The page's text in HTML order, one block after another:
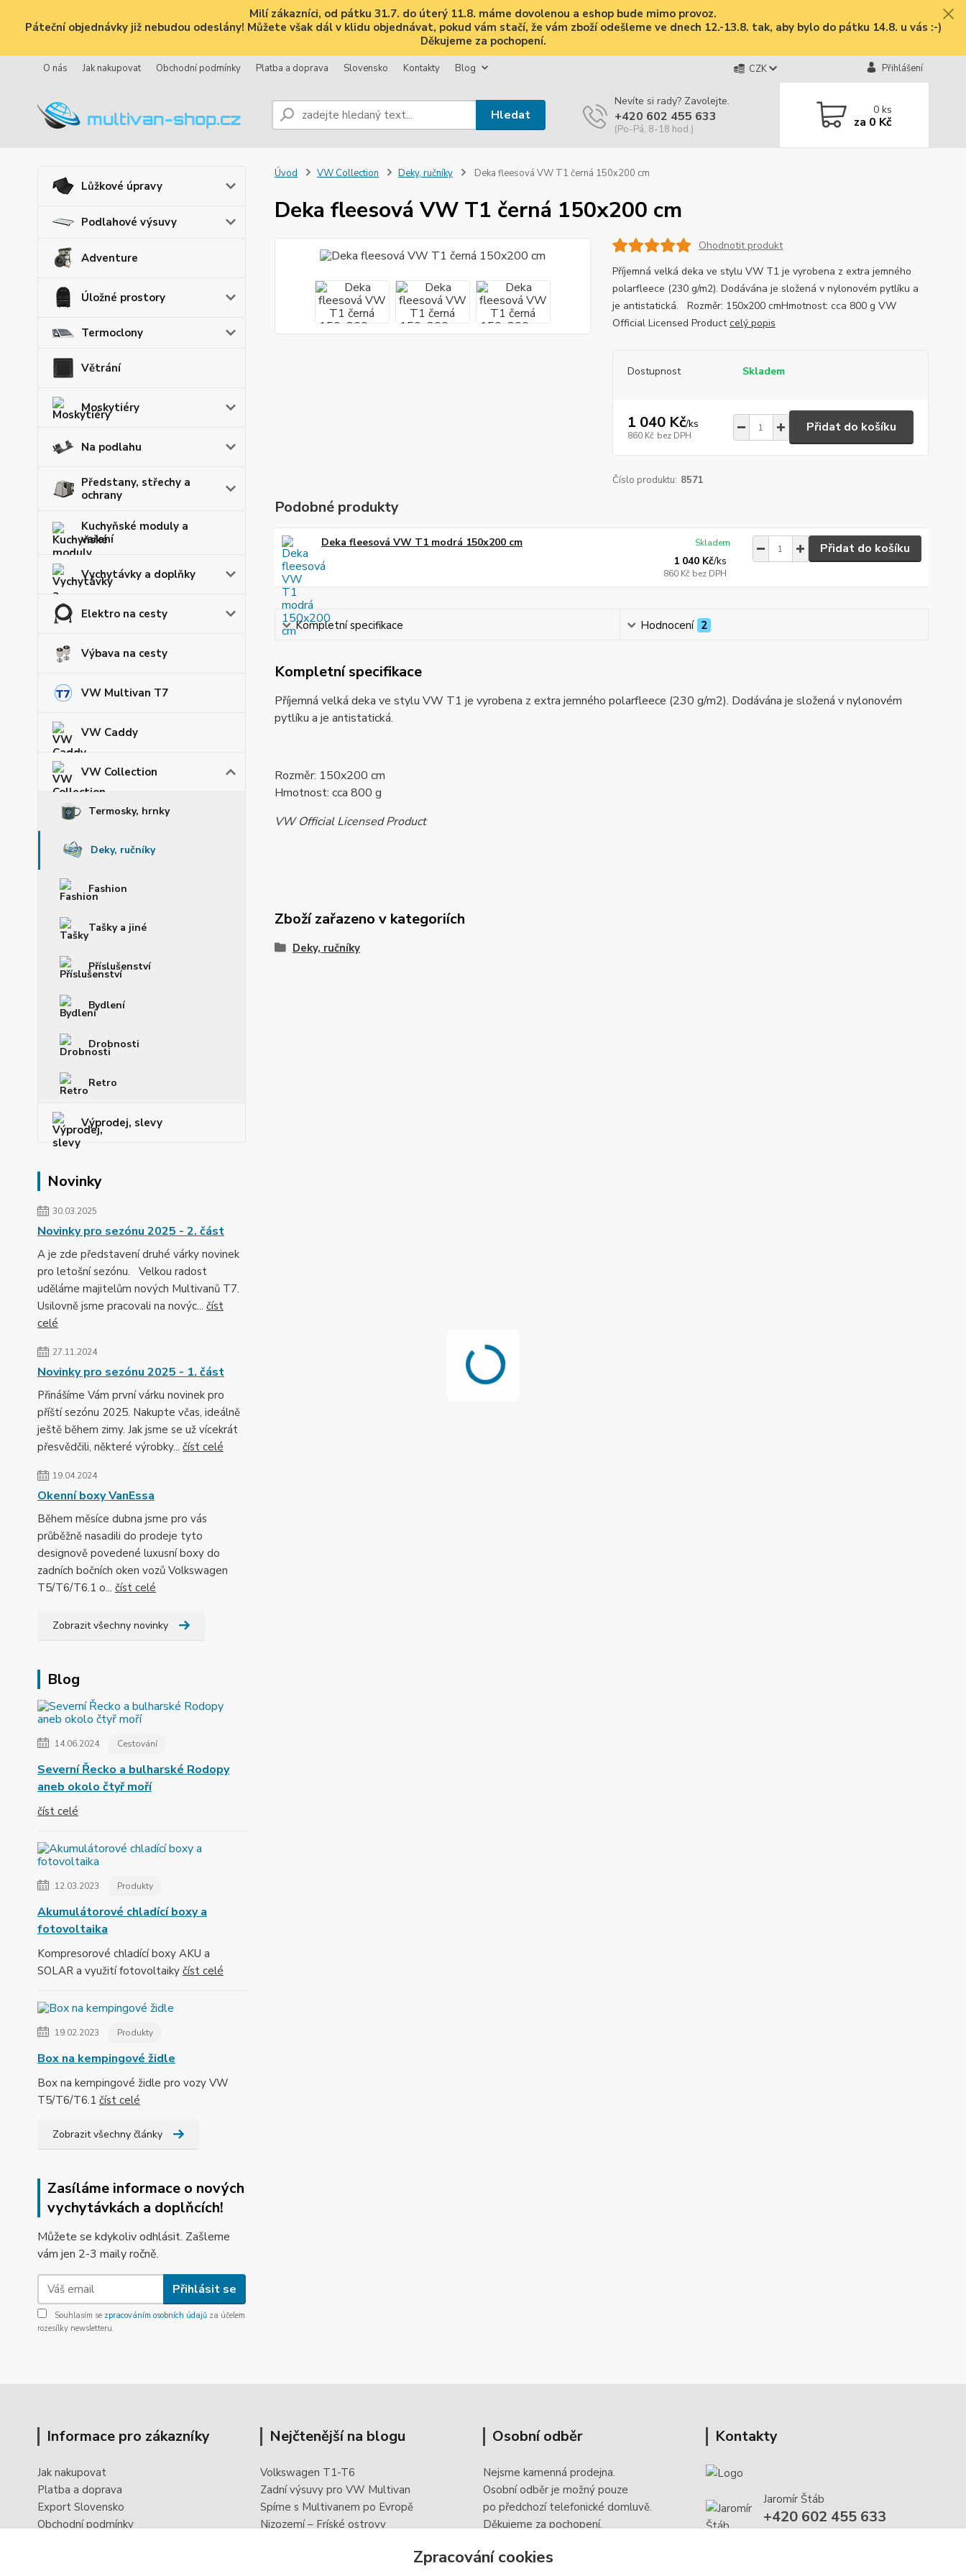
Milí zákazníci, od pátku 31.7. do úterý 11.8. máme dovolenou a eshop bude mimo provoz.
Páteční objednávky již nebudou odeslány! Můžete však dál v klidu objednávat, pokud vám stačí, že vám zboží odešleme ve dnech 12.-13.8. tak, aby bylo do pátku 14.8. u vás :-)
Děkujeme za pochopení.
O nás Jak nakupovat Obchodní podmínky Platba a doprava Slovensko Kontakty Blog CZK Přihlášení
Hledat
Nevíte si rady? Zavolejte.
+420 602 455 633
(Po-Pá, 8-18 hod.)
0ks
za 0 Kč
Lůžkové úpravy
Podlahové výsuvy
Adventure
Úložné prostory
Termoclony
Větrání
Moskytiéry
Na podlahu
Předstany, střechy a
ochrany
Kuchyňské moduly a
vaření
Vychytávky a doplňky
Elektro na cesty
Výbava na cesty
VW Multivan T7
VW Caddy
VW Collection
Termosky, hrnky
Deky, ručníky
Fashion
Tašky a jiné
Příslušenství
Bydlení
Drobnosti
Retro
Výprodej, slevy
Novinky
30.03.2025
Novinky pro sezónu 2025 - 2. část
A je zde představení druhé várky novinek
pro letošní sezónu. Velkou radost
uděláme majitelům nových Multivanů T7.
Usilovně jsme pracovali na novýc... číst
celé
27.11.2024
Novinky pro sezónu 2025 - 1. část
Přinášíme Vám první várku novinek pro
příští sezónu 2025. Nakupte včas, ideálně
ještě během zimy. Jak jsme se už vícekrát
přesvědčili, některé výrobky... číst celé
19.04.2024
Okenní boxy VanEssa
Během měsíce dubna jsme pro vás
průběžně nasadili do prodeje tyto
designově povedené luxusní boxy do
zadních bočních oken vozů Volkswagen
T5/T6/T6.1 o... číst celé
Zobrazit všechny novinky
Blog
14.06.2024 Cestování
Severní Řecko a bulharské Rodopy
aneb okolo čtyř moří
číst celé
12.03.2023 Produkty
Akumulátorové chladící boxy a
fotovoltaika
Kompresorové chladící boxy AKU a
SOLAR a využití fotovoltaiky číst celé
19.02.2023 Produkty
Box na kempingové židle
Box na kempingové židle pro vozy VW
T5/T6/T6.1 číst celé
Zobrazit všechny články
Zasíláme informace o nových
vychytávkách a doplňcích!
Můžete se kdykoliv odhlásit. Zašleme
vám jen 2-3 maily ročně.
Přihlásit se
Souhlasím se zpracováním osobních údajů za účelem
rozesílky newsletteru.
Úvod VW Collection Deky, ručníky Deka fleesová VW T1 černá 150x200 cm
Deka fleesová VW T1 černá 150x200 cm
Ohodnotit produkt
Příjemná velká deka ve stylu VW T1 je vyrobena z extra jemného
polarfleece (230 g/m2). Dodávána je složená v nylonovém pytlíku a
je antistatická. Rozměr: 150x200 cmHmotnost: cca 800 g VW
Official Licensed Productcelý popis
Dostupnost Skladem
1 040 Kč/ks
860 Kč bez DPH
Přidat do košíku
Číslo produktu: 8571
Podobné produkty
Deka fleesová VW T1 modrá 150x200 cm
1 040 Kč/ks
860 Kč bez DPH
Skladem Přidat do košíku
Kompletní specifikace Hodnocení 2
Kompletní specifikace
Příjemná velká deka ve stylu VW T1 je vyrobena z extra jemného polarfleece (230 g/m2). Dodávána je složená v nylonovém
pytlíku a je antistatická.
Rozměr: 150x200 cm
Hmotnost: cca 800 g
VW Official Licensed Product
Zboží zařazeno v kategoriích
Deky, ručníky
Informace pro zákazníky
Jak nakupovat
Platba a doprava
Export Slovensko
Obchodní podmínky
Nejčtenější na blogu
Volkswagen T1-T6
Zadní výsuvy pro VW Multivan
Spíme s Multivanem po Evropě
Nizozemí – Fríské ostrovy
Osobní odběr
Nejsme kamenná prodejna.
Osobní odběr je možný pouze
po předchozí telefonické domluvě.
Děkujeme za pochopení.
Kontakty
Jaromír Štáb
+420 602 455 633
Zpracování cookies